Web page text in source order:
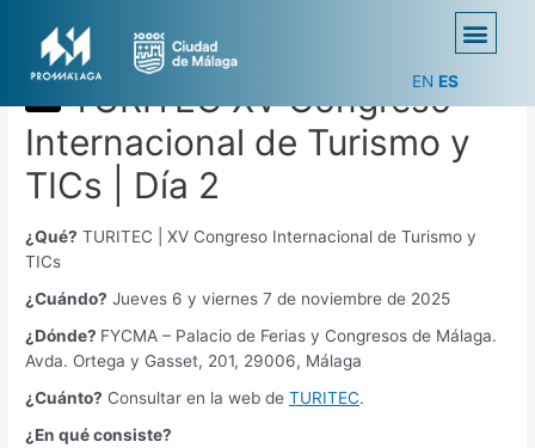
EN ES
TURITEC XV Congreso
Internacional de Turismo y
TICs | Día 2
¿Qué? TURITEC | XV Congreso Internacional de Turismo y
TICs
¿Cuándo? Jueves 6 y viernes 7 de noviembre de 2025
¿Dónde? FYCMA – Palacio de Ferias y Congresos de Málaga.
Avda. Ortega y Gasset, 201, 29006, Málaga
¿Cuánto? Consultar en la web deTURITEC.
¿En qué consiste?